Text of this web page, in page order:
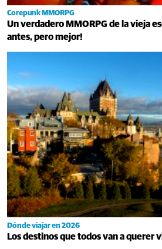
Corepunk MMORPG
Un verdadero MMORPG de la vieja
antes, pero mejor!
Dónde viajar en 2026
Los destinos que todos van a querer